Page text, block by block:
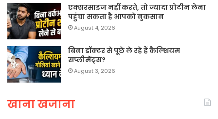
एक्सरसाइज नहीं करते, तो ज्यादा प्रोटीन लेना
पहुंचा सकता है आपको नुकसान
August 4, 2026
बिना डॉक्टर से पूछे ले रहे हैं कैल्शियम
सप्लीमेंट्स?
August 3, 2026
खाना खजाना